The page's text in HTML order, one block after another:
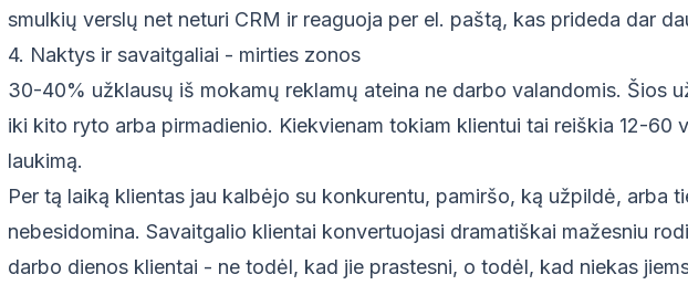
smulkių verslų net neturi CRM ir reaguoja per el. paštą, kas prideda dar
4. Naktys ir savaitgaliai - mirties zonos
30-40% užklausų iš mokamų reklamų ateina ne darbo valandomis. Šios
iki kito ryto arba pirmadienio. Kiekvienam tokiam klientui tai reiškia 12-60
laukimą.
Per tą laiką klientas jau kalbėjo su konkurentu, pamiršo, ką užpildė, arba
nebesidomina. Savaitgalio klientai konvertuojasi dramatiškai mažesniu
darbo dienos klientai - ne todėl, kad jie prastesni, o todėl, kad niekas